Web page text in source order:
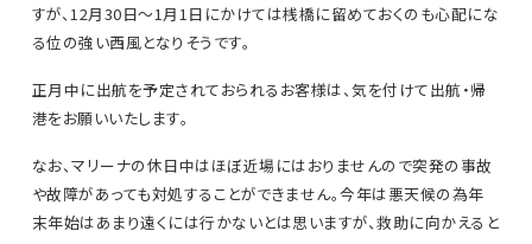
すが、12月30日～1月1日にかけては桟橋に留めておくのも心配にな
る位の強い西風となりそうです。
正月中に出航を予定されておられるお客様は、気を付けて出航・帰
港をお願いいたします。
なお、マリーナの休日中はほぼ近場にはおりませんので突発の事故
や故障があっても対処することができません。今年は悪天候の為年
末年始はあまり遠くには行かないとは思いますが、救助に向かえると